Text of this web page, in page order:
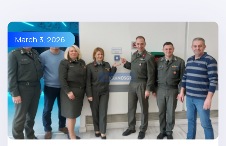
March 3, 2026